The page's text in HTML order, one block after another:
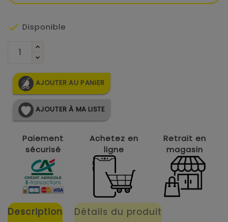
 Disponible
AJOUTER AU PANIER
AJOUTER À MA LISTE
Paiement
sécurisé
Achetez en
ligne
Retrait en
magasin
Description Détails du produit